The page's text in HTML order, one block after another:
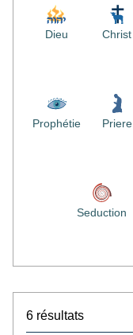
Dieu Christ
Prophétie Priere
Seduction
6 résultats